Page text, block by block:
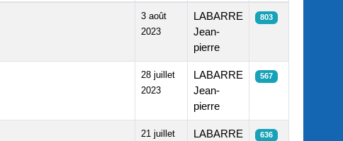
3 août
2023
LABARRE
Jean-
pierre
803
28 juillet
2023
LABARRE
Jean-
pierre
567
21 juillet
LABARRE
636